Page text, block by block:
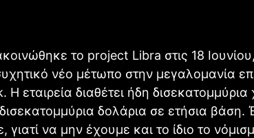
το project Libra στις 18
νέο μέτωπο στην μεγαλομανία
Η εταιρεία διαθέτει ήδη δισεκατομμύρια
δολάρια σε ετήσια βάση.
γιατί να μην έχουμε και το ίδιο το